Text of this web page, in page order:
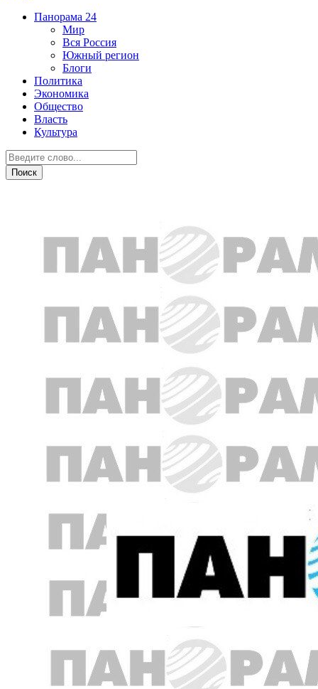
Панорама 24
Мир
Вся Россия
Южный регион
Блоги
Политика
Экономика
Общество
Власть
Культура